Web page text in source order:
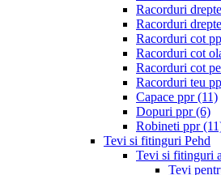
Racorduri
Racorduri
Racorduri cot
Racorduri cot
Racorduri cot
Racorduri teu
Capace ppr(11)
Dopuri ppr(6)
Robineti ppr
Tevi si fitinguri Pehd
Tevi si fitinguri
Tevi